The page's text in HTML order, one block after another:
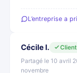
L’entreprise a
Cécile I.
Partagé le 10 avril
novembre